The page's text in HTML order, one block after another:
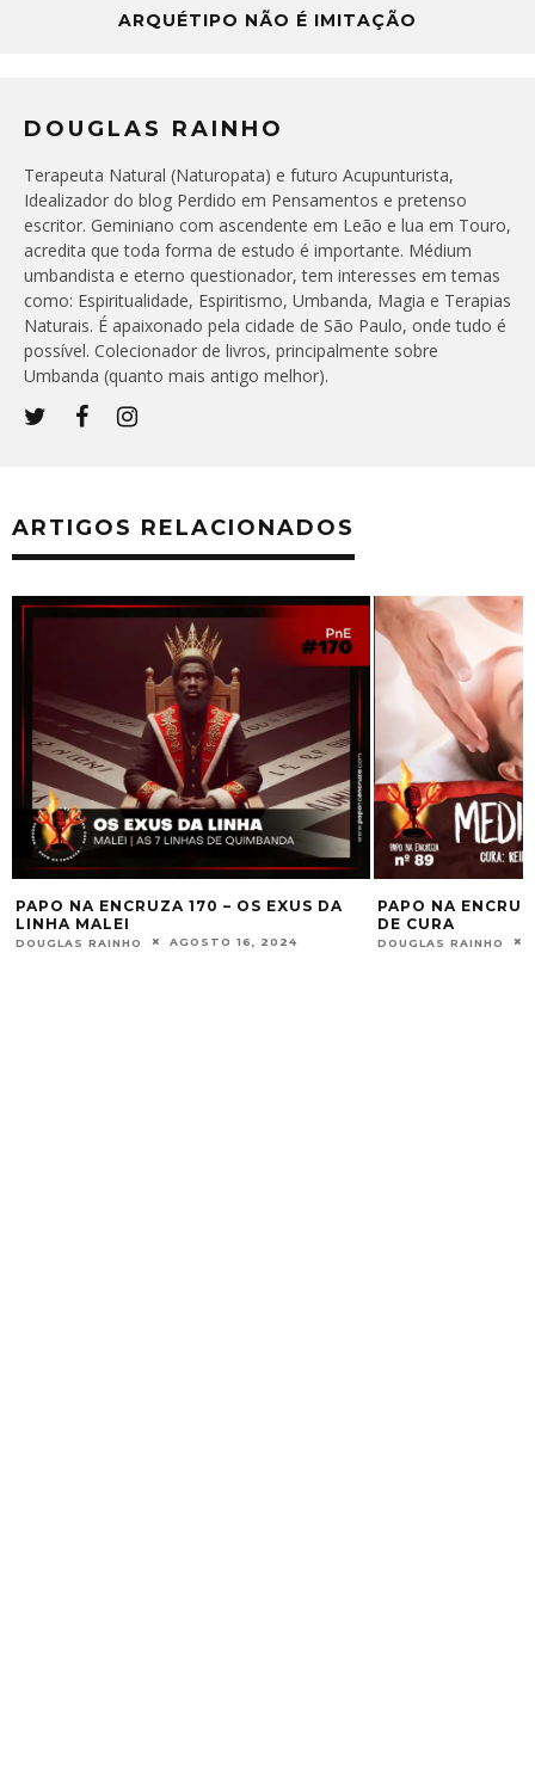
ARQUÉTIPO NÃO É IMITAÇÃO
DOUGLAS RAINHO
Terapeuta Natural (Naturopata) e futuro Acupunturista,
Idealizador do blog Perdido em Pensamentos e pretenso
escritor. Geminiano com ascendente em Leão e lua em Touro,
acredita que toda forma de estudo é importante. Médium
umbandista e eterno questionador, tem interesses em temas
como: Espiritualidade, Espiritismo, Umbanda, Magia e Terapias
Naturais. É apaixonado pela cidade de São Paulo, onde tudo é
possível. Colecionador de livros, principalmente sobre
Umbanda (quanto mais antigo melhor).
ARTIGOS RELACIONADOS
PAPO NA ENCRUZA 170 – OS EXUS DA
LINHA MALEI
DOUGLAS RAINHO AGOSTO 16, 2024
PAPO NA
DE CURA
DOUGLAS RAINHO